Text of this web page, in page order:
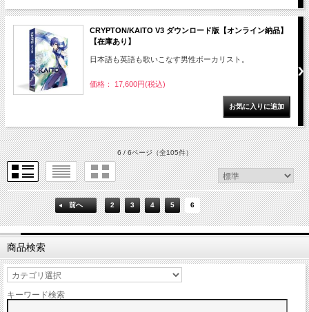
CRYPTON/KAITO V3 ダウンロード版【オンライン納品】
【在庫あり】
日本語も英語も歌いこなす男性ボーカリスト。
価格： 17,600円(税込)
6 / 6ページ（全105件）
前へ 2 3 4 5 6
商品検索
キーワード検索